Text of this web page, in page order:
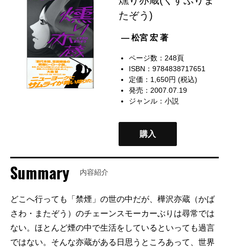
たぞう)
— 松宮 宏 著
ページ数：248頁
ISBN：9784838717651
定価：1,650円 (税込)
発売：2007.07.19
ジャンル：小説
購入
Summary 内容紹介
どこへ行っても「禁煙」の世の中だが、樺沢亦蔵（かば
さわ・またぞう）のチェーンスモーカーぶりは尋常では
ない。ほとんど煙の中で生活をしているといっても過言
ではない。そんな亦蔵がある日思うところあって、世界